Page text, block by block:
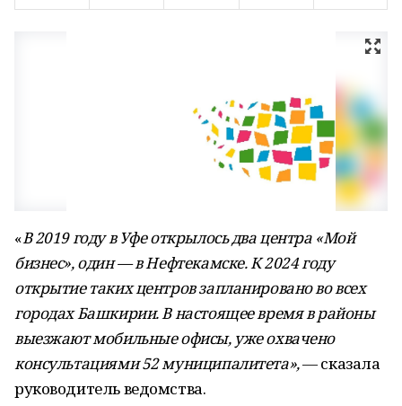
«В 2019 году в Уфе открылось два центра «Мой
бизнес», один — в Нефтекамске. К 2024 году
открытие таких центров запланировано во всех
городах Башкирии. В настоящее время в районы
выезжают мобильные офисы, уже охвачено
консультациями 52 муниципалитета»,— сказала
руководитель ведомства.